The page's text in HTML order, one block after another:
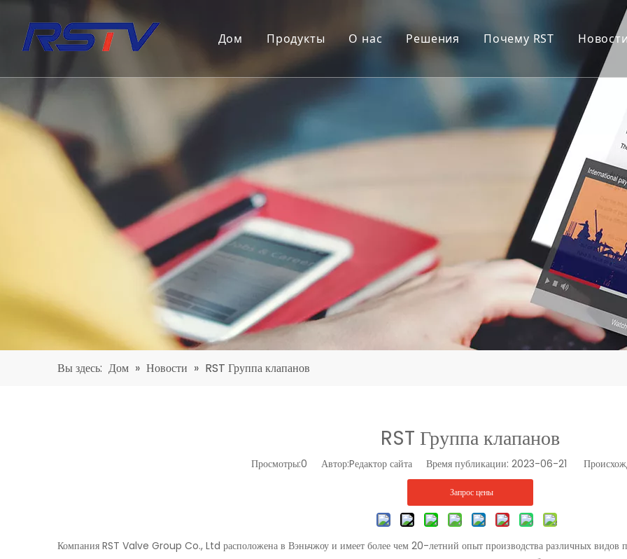
Дом Продукты О нас Решения Почему RST Новости
Вы здесь: Дом » Новости » RST Группа клапанов
RST Группа клапанов
Просмотры:0 Автор:Pедактор сайта Время публикации: 2023-06-21
Запрос цены
Компания RST Valve Group Co., Ltd расположена в Вэньчжоу и имеет более чем 20-летний опыт производства различных видов